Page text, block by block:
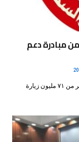
ضمن مبادرة دعم
أعلنت وزارة الصحة والسكان استقبال أكثر من ٧١ مليون زيارة